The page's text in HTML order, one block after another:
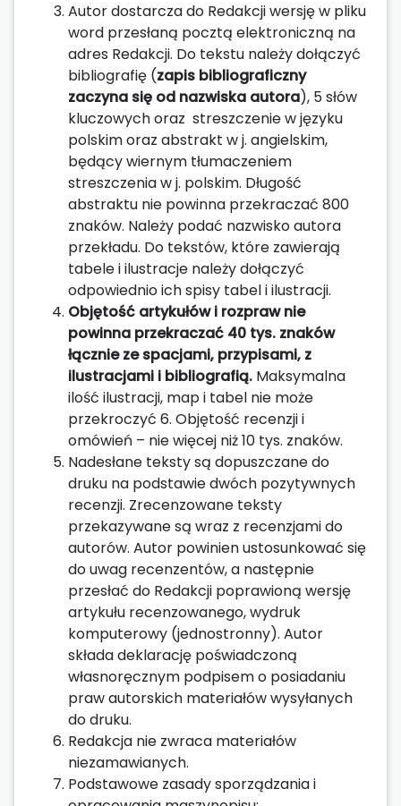
Autor dostarcza do Redakcji wersję w pliku
word przesłaną pocztą elektroniczną na
adres Redakcji. Do tekstu należy dołączyć
bibliografię (zapis bibliograficzny
zaczyna się od nazwiska autora), 5 słów
kluczowych oraz streszczenie w języku
polskim oraz abstrakt w j. angielskim,
będący wiernym tłumaczeniem
streszczenia w j. polskim. Długość
abstraktu nie powinna przekraczać 800
znaków. Należy podać nazwisko autora
przekładu. Do tekstów, które zawierają
tabele i ilustracje należy dołączyć
odpowiednio ich spisy tabel i ilustracji.
Objętość artykułów i rozpraw nie
powinna przekraczać 40 tys. znaków
łącznie ze spacjami, przypisami, z
ilustracjami i bibliografią. Maksymalna
ilość ilustracji, map i tabel nie może
przekroczyć 6. Objętość recenzji i
omówień – nie więcej niż 10 tys. znaków.
Nadesłane teksty są dopuszczane do
druku na podstawie dwóch pozytywnych
recenzji. Zrecenzowane teksty
przekazywane są wraz z recenzjami do
autorów. Autor powinien ustosunkować się
do uwag recenzentów, a następnie
przesłać do Redakcji poprawioną wersję
artykułu recenzowanego, wydruk
komputerowy (jednostronny). Autor
składa deklarację poświadczoną
własnoręcznym podpisem o posiadaniu
praw autorskich materiałów wysyłanych
do druku.
Redakcja nie zwraca materiałów
niezamawianych.
Podstawowe zasady sporządzania i